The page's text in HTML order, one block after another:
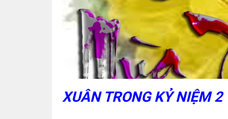
XUÂN TRONG KỶ NIỆM 2